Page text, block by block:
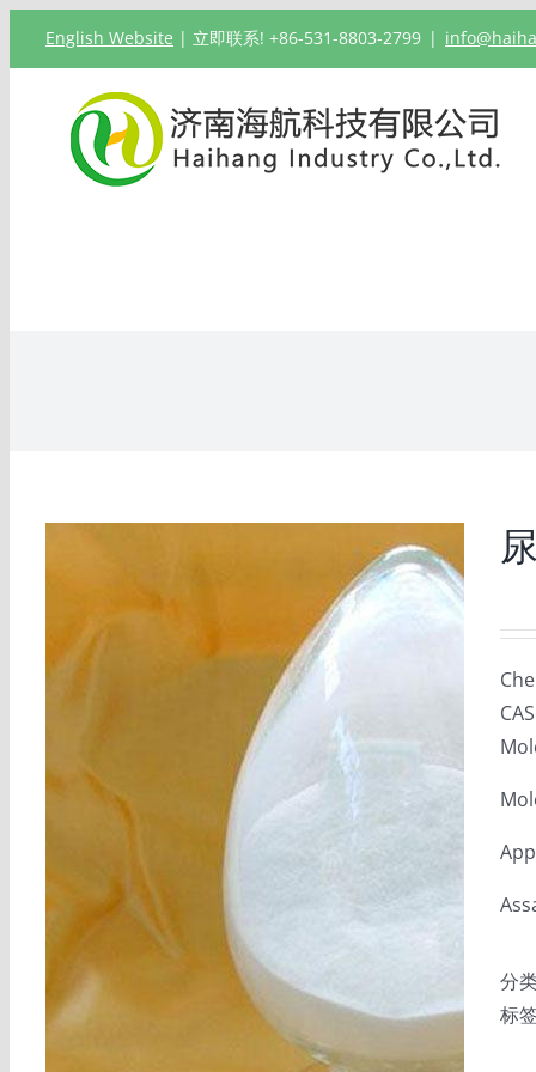
English Website | 立即联系! +86-531-8803-2799 |
分
标